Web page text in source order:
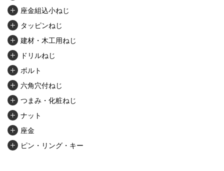
座金組込小ねじ
タッピンねじ
建材・木工用ねじ
ドリルねじ
ボルト
六角穴付ねじ
つまみ・化粧ねじ
ナット
座金
ピン・リング・キー